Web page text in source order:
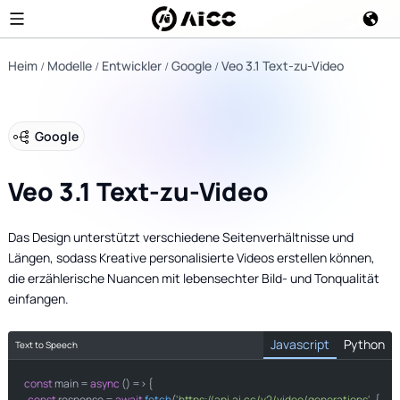
Heim Modelle Entwickler Google Veo 3.1 Text-zu-Video
Google
Veo 3.1 Text-zu-Video
Das Design unterstützt verschiedene Seitenverhältnisse und
Längen, sodass Kreative personalisierte Videos erstellen können,
die erzählerische Nuancen mit lebensechter Bild- und Tonqualität
einfangen.
Text to Speech Javascript Python
const main = async () => {
import requests